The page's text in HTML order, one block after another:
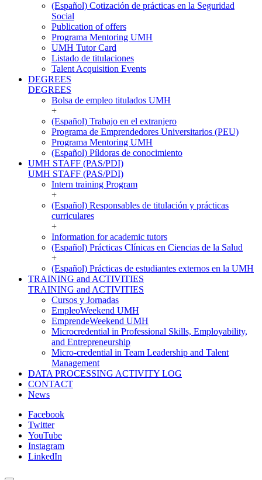
(Español) Cotización de prácticas en la Seguridad
Social
Publication of offers
Programa Mentoring UMH
UMH Tutor Card
Listado de titulaciones
Talent Acquisition Events
DEGREES
DEGREES
Bolsa de empleo titulados UMH
+
(Español) Trabajo en el extranjero
Programa de Emprendedores Universitarios (PEU)
Programa Mentoring UMH
(Español) Píldoras de conocimiento
UMH STAFF (PAS/PDI)
UMH STAFF (PAS/PDI)
Intern training Program
+
(Español) Responsables de titulación y prácticas
curriculares
+
Information for academic tutors
(Español) Prácticas Clínicas en Ciencias de la Salud
+
(Español) Prácticas de estudiantes externos en la UMH
TRAINING and ACTIVITIES
TRAINING and ACTIVITIES
Cursos y Jornadas
EmpleoWeekend UMH
EmprendeWeekend UMH
Microcredential in Professional Skills, Employability,
and Entrepreneurship
Micro-credential in Team Leadership and Talent
Management
DATA PROCESSING ACTIVITY LOG
CONTACT
News
Facebook
Twitter
YouTube
Instagram
LinkedIn